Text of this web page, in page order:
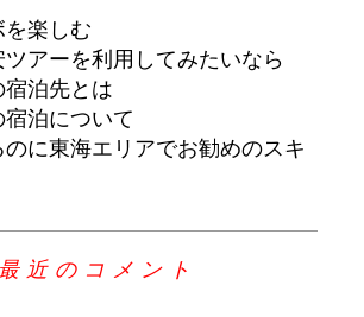
楽しむ
アーを利用してみたいなら
泊先とは
泊について
に東海エリアでお勧めのスキ
最近のコメント